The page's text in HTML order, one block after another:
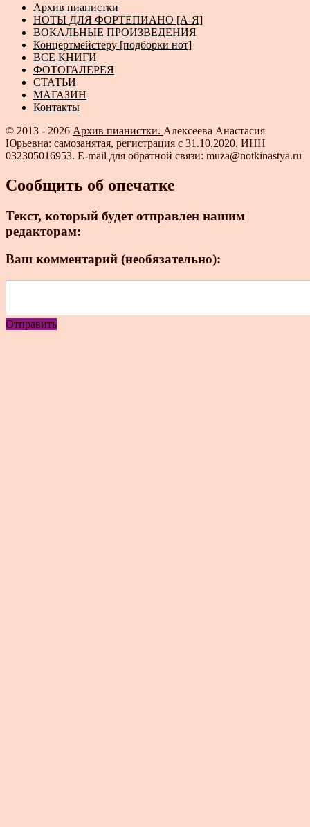
Архив пианистки
НОТЫ ДЛЯ ФОРТЕПИАНО [А-Я]
ВОКАЛЬНЫЕ ПРОИЗВЕДЕНИЯ
Концертмейстеру [подборки нот]
ВСЕ КНИГИ
ФОТОГАЛЕРЕЯ
СТАТЬИ
МАГАЗИН
Контакты
© 2013 - 2026 Архив пианистки. Алексеева Анастасия
Юрьевна: самозанятая, регистрация с 31.10.2020, ИНН
032305016953. E-mail для обратной связи: muza@notkinastya.ru
Сообщить об опечатке
Текст, который будет отправлен нашим
редакторам:
Ваш комментарий (необязательно):
Отправить